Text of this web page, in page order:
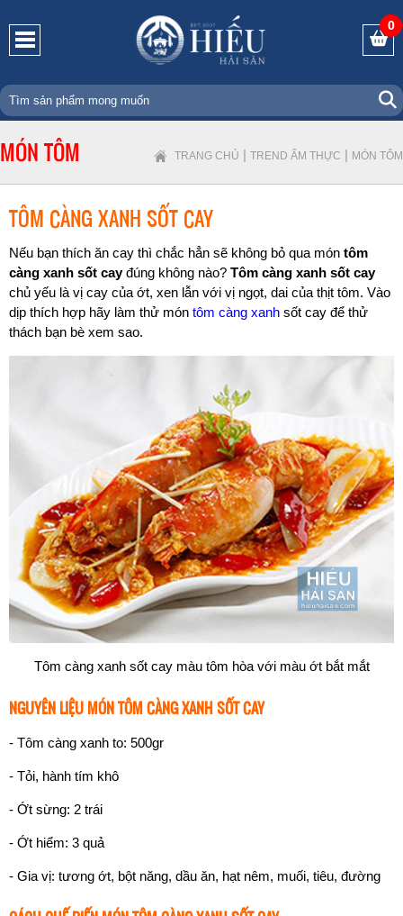
0
MÓN TÔM TRANG CHỦ | TREND ẨM THỰC | MÓN TÔM
TÔM CÀNG XANH SỐT CAY
Nếu bạn thích ăn cay thì chắc hẳn sẽ không bỏ qua món tôm
càng xanh sốt cayđúng không nào? Tôm càng xanh sốt cay
chủ yếu là vị cay của ớt, xen lẫn với vị ngọt, dai của thịt tôm. Vào
dịp thích hợp hãy làm thử món tôm càng xanh sốt cay để thử
thách bạn bè xem sao.
Tôm càng xanh sốt cay màu tôm hòa với màu ớt bắt mắt
NGUYÊN LIỆU MÓN TÔM CÀNG XANH SỐT CAY
- Tôm càng xanh to: 500gr
- Tỏi, hành tím khô
- Ớt sừng: 2 trái
- Ớt hiểm: 3 quả
- Gia vị: tương ớt, bột năng, dầu ăn, hạt nêm, muối, tiêu, đường